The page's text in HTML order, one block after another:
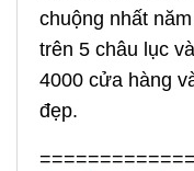
chuộng nhất
trên 5 châu lục
4000 cửa hàng
đẹp.